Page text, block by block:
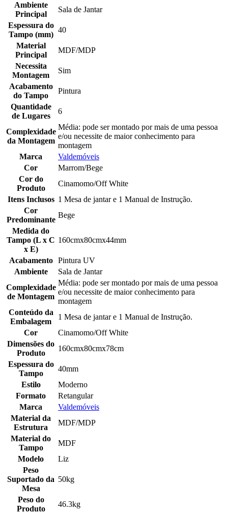
Ambiente
Principal
Sala de Jantar
Espessura do
Tampo (mm)
40
Material
Principal
MDF/MDP
Necessita
Montagem
Sim
Acabamento
do Tampo
Pintura
Quantidade
de Lugares
6
Complexidade
da Montagem
Média: pode ser montado por mais de uma pessoa
e/ou necessite de maior conhecimento para
montagem
Marca
Valdemóveis
Cor
Marrom/Bege
Cor do
Produto
Cinamomo/Off White
Itens Inclusos 1 Mesa de jantar e 1 Manual de Instrução.
Cor
Predominante
Bege
Medida do
Tampo (L x C
x E)
160cmx80cmx44mm
Acabamento
Pintura UV
Ambiente
Sala de Jantar
Complexidade
de Montagem
Média: pode ser montado por mais de uma pessoa
e/ou necessite de maior conhecimento para
montagem
Conteúdo da
Embalagem
1 Mesa de jantar e 1 Manual de Instrução.
Cor
Cinamomo/Off White
Dimensões do
Produto
160cmx80cmx78cm
Espessura do
Tampo
40mm
Estilo
Moderno
Formato
Retangular
Marca
Valdemóveis
Material da
Estrutura
MDF/MDP
Material do
Tampo
MDF
Modelo
Liz
Peso
Suportado da
Mesa
50kg
Peso do
Produto
46.3kg